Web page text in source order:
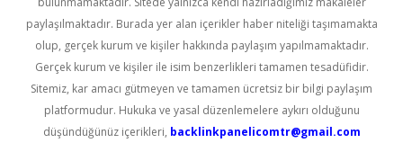
paylaşılmaktadır. Burada yer alan içerikler haber niteliği taşımamakta
olup, gerçek kurum ve kişiler hakkında paylaşım yapılmamaktadır.
Gerçek kurum ve kişiler ile isim benzerlikleri tamamen tesadüfidir.
Sitemiz, kar amacı gütmeyen ve tamamen ücretsiz bir bilgi paylaşım
platformudur. Hukuka ve yasal düzenlemelere aykırı olduğunu
düşündüğünüz içerikleri, backlinkpanelicomtr@gmail.com